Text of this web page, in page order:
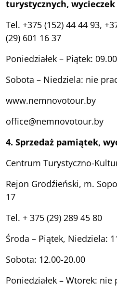
turystycznych, wycieczek
Tel. +375 (152) 44 44 93,
(29) 601 16 37
Poniedziałek – Piątek:
Sobota – Niedziela: nie
www.nemnovotour.by
office@nemnovotour.by
4. Sprzedaż pamiątek,
Centrum Turystyczno-
Rejon Grodźieński, m.
17
Tel. + 375 (29) 289 45 80
Środa – Piątek, Niedziela:
Sobota: 12.00-20.00
Poniedziałek – Wtorek: nie